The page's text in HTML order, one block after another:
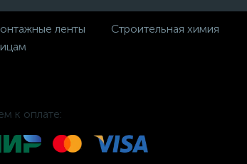
ленты
Строительная химия
к оплате: